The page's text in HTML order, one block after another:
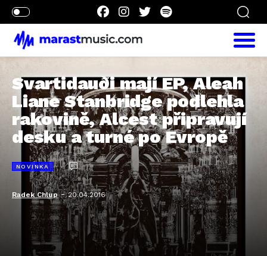
Svartidauði mají EP, Aleah
Liane Stanbridge podlehla
rakovině, Alcest připravují
desku a turné po Evropě
NOVINKA
Radek Chlup-20.04.2016